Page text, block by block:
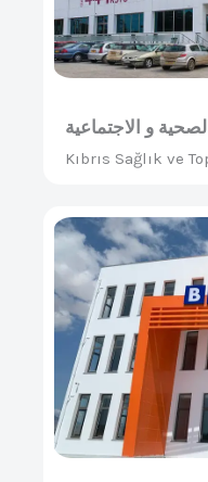
و الاجتماعية
Kıbrıs Sağlık ve